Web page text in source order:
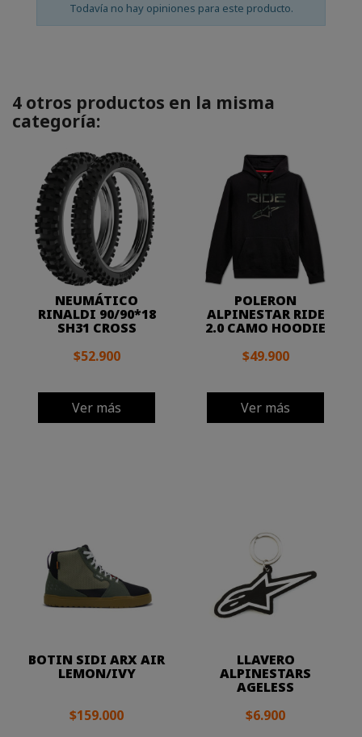
Todavía no hay opiniones para este producto.
4 otros productos en la misma
categoría:
NEUMÁTICO
RINALDI 90/90*18
SH31 CROSS
$52.900
Ver más
POLERON
ALPINESTAR RIDE
2.0 CAMO HOODIE
$49.900
Ver más
BOTIN SIDI ARX AIR
LEMON/IVY
$159.000
LLAVERO
ALPINESTARS
AGELESS
$6.900